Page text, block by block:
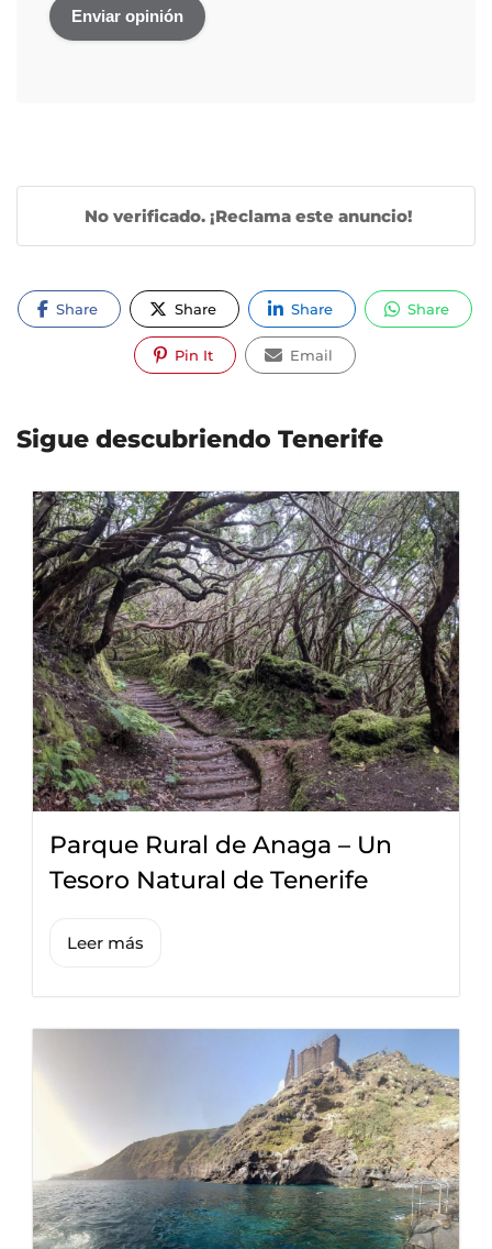
No verificado. ¡Reclama este anuncio!
Share Share Share Share
Pin It Email
Sigue descubriendo Tenerife
Parque Rural de Anaga – Un
Tesoro Natural de Tenerife
Leer más